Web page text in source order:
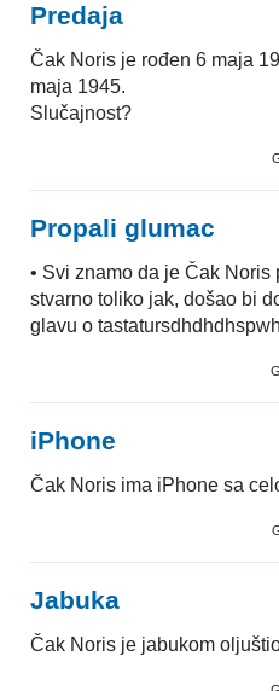
Predaja
Čak Noris je rođen 6 maja
maja 1945.
Slučajnost?
Propali glumac
• Svi znamo da je Čak
stvarno toliko jak, došao bi
glavu o
iPhone
Čak Noris ima iPhone sa
Jabuka
Čak Noris je jabukom